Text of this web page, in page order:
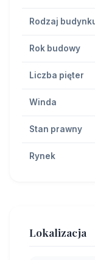
Rodzaj
Rok budowy
Liczba pięter
Winda
Stan prawny
Rynek
Lokalizacja